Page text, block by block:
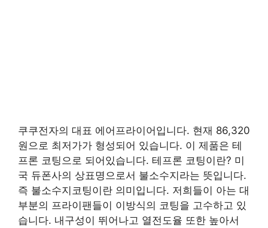
쿠쿠전자의 대표 에어프라이어입니다. 현재 86,320
원으로 최저가가 형성되어 있습니다. 이 제품은 테
프론 코팅으로 되어있습니다. 테프론 코팅이란? 미
국 듀폰사의 상표명으로서 불소수지라는 뜻입니다.
즉 불소수지코팅이란 의미입니다. 저희들이 아는 대
부분의 프라이팬들이 이방식의 코팅을 고수하고 있
습니다. 내구성이 뛰어나고 열전도율 또한 높아서